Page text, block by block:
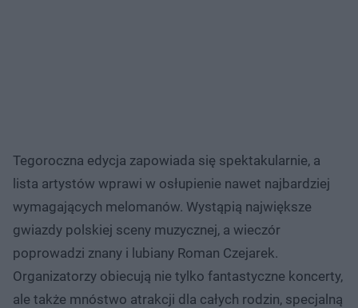
Tegoroczna edycja zapowiada się spektakularnie, a
lista artystów wprawi w osłupienie nawet najbardziej
wymagających melomanów. Wystąpią największe
gwiazdy polskiej sceny muzycznej, a wieczór
poprowadzi znany i lubiany Roman Czejarek.
Organizatorzy obiecują nie tylko fantastyczne koncerty,
ale także mnóstwo atrakcji dla całych rodzin, specjalną